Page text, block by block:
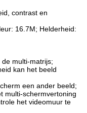
contrast en
16.7M; Helderheid:
multi-matrijs;
kan het beeld
een ander beeld;
multi-schermvertoning
het videomuur te